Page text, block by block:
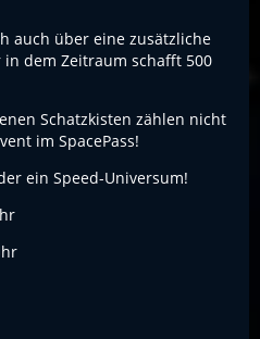
auch über eine zusätzliche
dem Zeitraum schafft 500
Schatzkisten zählen nicht
im SpacePass!
ein Speed-Universum!